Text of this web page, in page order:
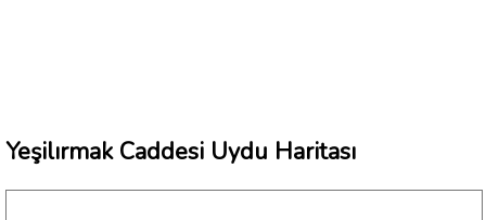
Yeşilırmak Caddesi Uydu Haritası